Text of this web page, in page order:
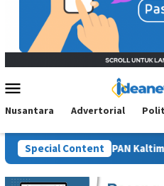
Menu
Nusantara Advertorial
Special Content
BM PAN Kaltim Minta